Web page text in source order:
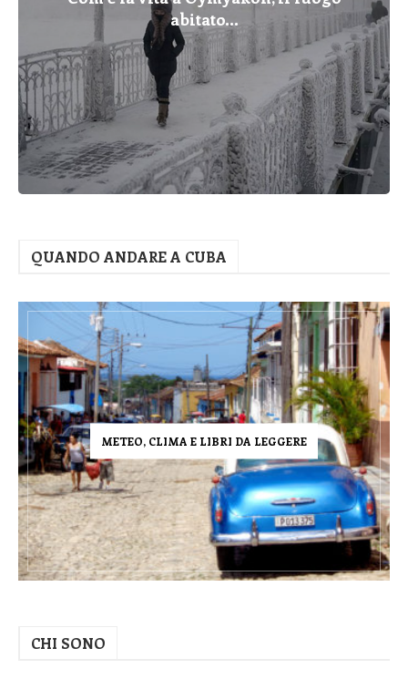
abitato...
QUANDO ANDARE A CUBA
METEO, CLIMA E LIBRI DA LEGGERE
CHI SONO